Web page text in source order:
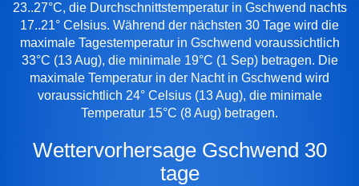
23..27°C, die Durchschnittstemperatur in Gschwend nachts
17..21° Celsius. Während der nächsten 30 Tage wird die
maximale Tagestemperatur in Gschwend voraussichtlich
33°C (13 Aug), die minimale 19°C (1 Sep) betragen. Die
maximale Temperatur in der Nacht in Gschwend wird
voraussichtlich 24° Celsius (13 Aug), die minimale
Temperatur 15°C (8 Aug) betragen.
Wettervorhersage Gschwend 30
tage